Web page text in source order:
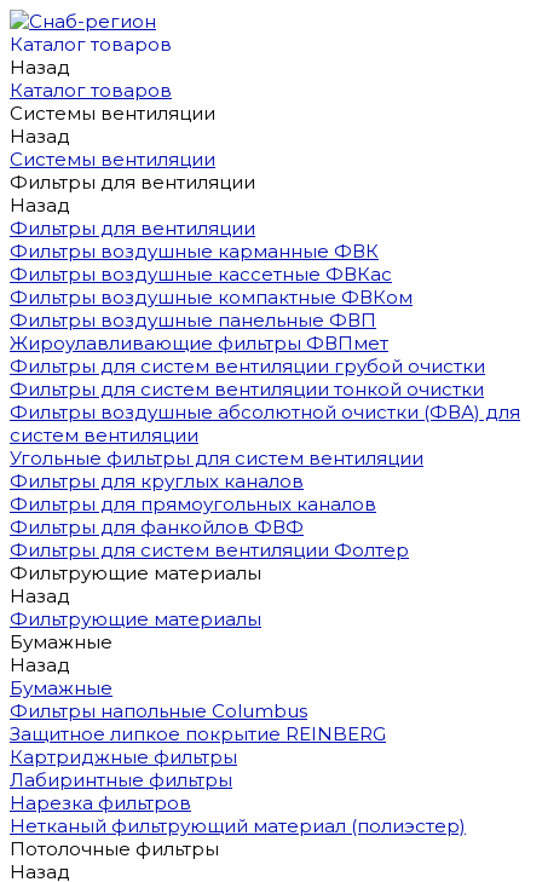
Каталог товаров
Назад
Каталог товаров
Системы вентиляции
Назад
Системы вентиляции
Фильтры для вентиляции
Назад
Фильтры для вентиляции
Фильтры воздушные карманные ФВК
Фильтры воздушные кассетные ФВКас
Фильтры воздушные компактные ФВКом
Фильтры воздушные панельные ФВП
Жироулавливающие фильтры ФВПмет
Фильтры для систем вентиляции грубой очистки
Фильтры для систем вентиляции тонкой очистки
Фильтры воздушные абсолютной очистки (ФВА) для
систем вентиляции
Угольные фильтры для систем вентиляции
Фильтры для круглых каналов
Фильтры для прямоугольных каналов
Фильтры для фанкойлов ФВФ
Фильтры для систем вентиляции Фолтер
Фильтрующие материалы
Назад
Фильтрующие материалы
Бумажные
Назад
Бумажные
Фильтры напольные Columbus
Защитное липкое покрытие REINBERG
Картриджные фильтры
Лабиринтные фильтры
Нарезка фильтров
Нетканый фильтрующий материал (полиэстер)
Потолочные фильтры
Назад